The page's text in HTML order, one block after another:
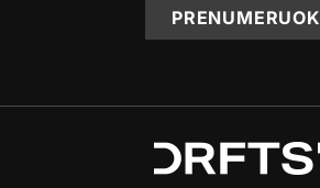
PRENUMERUOK